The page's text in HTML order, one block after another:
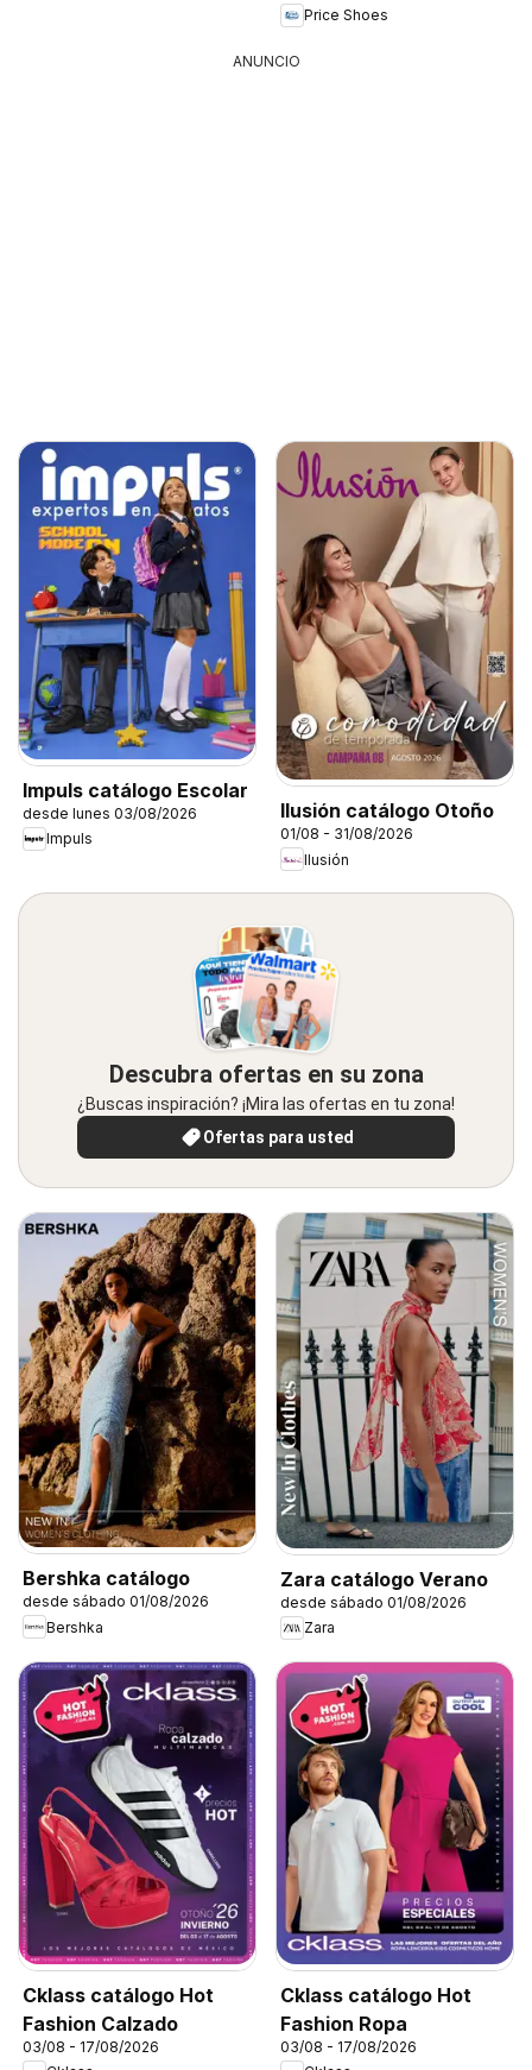
Price Shoes
ANUNCIO
Impuls catálogo Escolar
desde lunes 03/08/2026
Impuls
Ilusión catálogo Otoño
01/08 - 31/08/2026
Ilusión
Descubra ofertas en su zona
¿Buscas inspiración? ¡Mira las ofertas en tu zona!
Ofertas para usted
Bershka catálogo
desde sábado 01/08/2026
Bershka
Zara catálogo Verano
desde sábado 01/08/2026
Zara
Cklass catálogo Hot
Fashion Calzado
03/08 - 17/08/2026
Cklass catálogo Hot
Fashion Ropa
03/08 - 17/08/2026